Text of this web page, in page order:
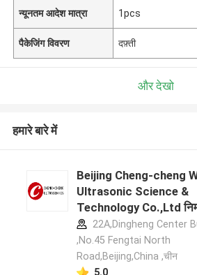
न्यूनतम आदेश मात्रा 1pcs
पैकेजिंग विवरण दफ़्ती
और देखो
हमारे बारे में
Beijing Cheng-cheng
Ultrasonic Science &
Technology Co.,Ltd
प्रोफ़ाइल
22A,Dingheng Center
,No.45 Fengtai North
Road,Beijing,China ,चीन
5.0